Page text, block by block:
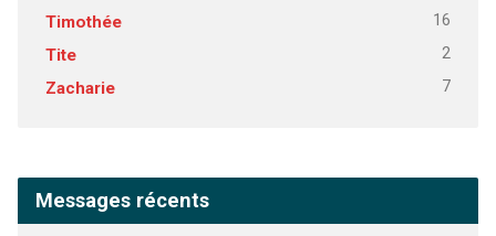
Timothée 16
Tite 2
Zacharie 7
Messages récents